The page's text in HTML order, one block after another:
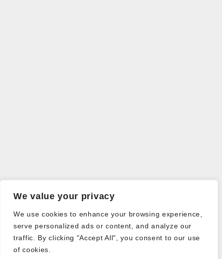
We value your privacy
We use cookies to enhance your browsing experience,
serve personalized ads or content, and analyze our
traffic. By clicking "Accept All", you consent to our use
of cookies.